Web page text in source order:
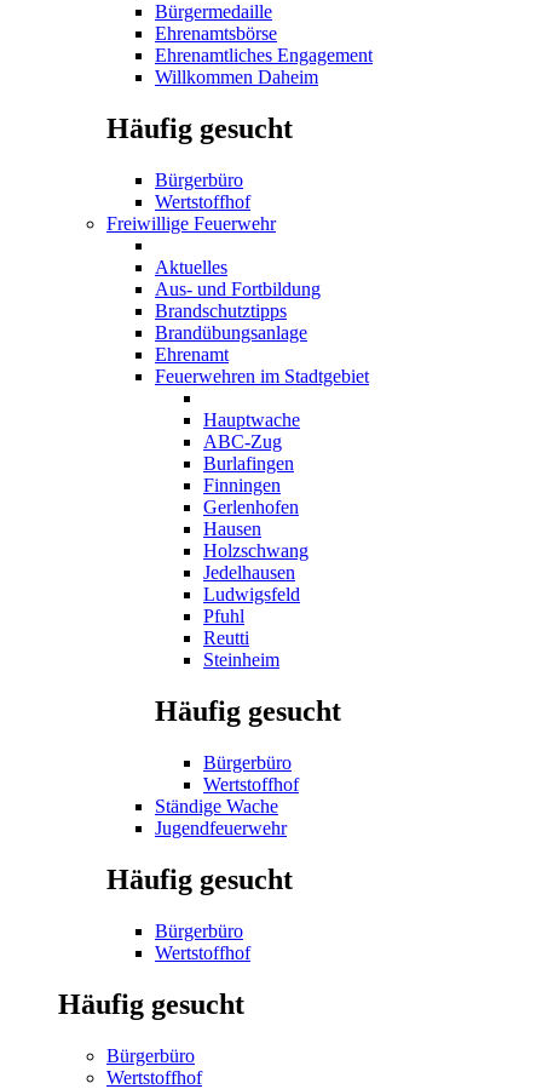
Bürgermedaille
Ehrenamtsbörse
Ehrenamtliches Engagement
Willkommen Daheim
Häufig gesucht
Bürgerbüro
Wertstoffhof
Freiwillige Feuerwehr
Aktuelles
Aus- und Fortbildung
Brandschutztipps
Brandübungsanlage
Ehrenamt
Feuerwehren im Stadtgebiet
Hauptwache
ABC-Zug
Burlafingen
Finningen
Gerlenhofen
Hausen
Holzschwang
Jedelhausen
Ludwigsfeld
Pfuhl
Reutti
Steinheim
Häufig gesucht
Bürgerbüro
Wertstoffhof
Ständige Wache
Jugendfeuerwehr
Häufig gesucht
Bürgerbüro
Wertstoffhof
Häufig gesucht
Bürgerbüro
Wertstoffhof